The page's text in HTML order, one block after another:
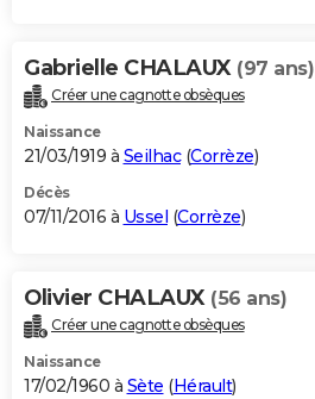
Gabrielle CHALAUX (97 ans)
Créer une cagnotte obsèques
Naissance
21/03/1919 à Seilhac(Corrèze)
Décès
07/11/2016 à Ussel (Corrèze)
Olivier CHALAUX (56 ans)
Créer une cagnotte obsèques
Naissance
17/02/1960 à Sète (Hérault)